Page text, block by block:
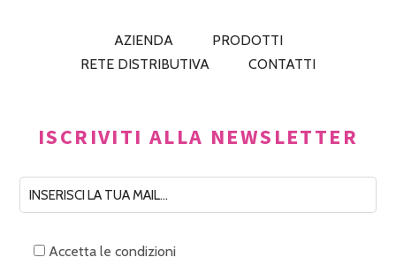
AZIENDA
PRODOTTI
RETE DISTRIBUTIVA
CONTATTI
ISCRIVITI ALLA NEWSLETTER
Accetta le condizioni